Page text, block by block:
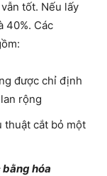
tốt. Nếu lấy
40%. Các
được chỉ định
rộng
thuật cắt bỏ một
hóa